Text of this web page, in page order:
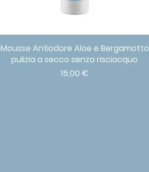
Vista rapida
Mousse Antiodore Aloe e Bergamotto
pulizia a secco senza risciacquo
Prezzo
15,00 €